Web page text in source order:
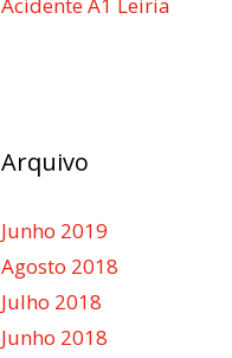
Arquivo
Junho 2019
Agosto 2018
Julho 2018
Junho 2018